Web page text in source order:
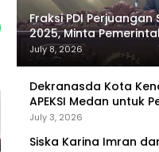
Fraksi PDI Perjuangan
2025, Minta
Sejumlah Target yang
July 8, 2026
Dekranasda Kota
APEKSI Medan untuk
UMKM, Tenun Lokal
July 3, 2026
Siska Karina Imran